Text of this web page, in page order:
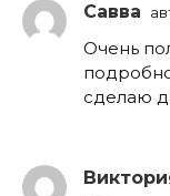
Савва
Очень
сделаю